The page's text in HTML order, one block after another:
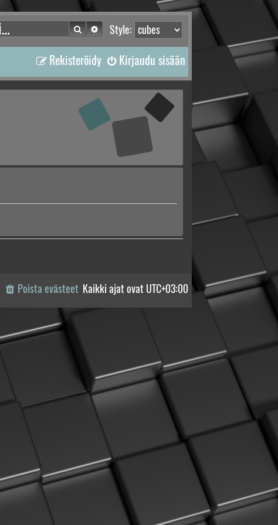
Style:
Etsi Tarkennettu haku
Kirjaudu sisään
Rekisteröidy
Kaikki ajat ovat UTC+03:00
Poista evästeet